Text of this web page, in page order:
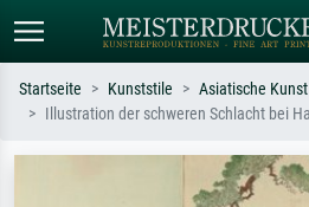
Suchen Sie nach Künstlern, Werktiteln
oder Stilen – z.B. Monet,
Startseite Kunststile Asiatische Kunst
Illustration der schweren Schlacht bei